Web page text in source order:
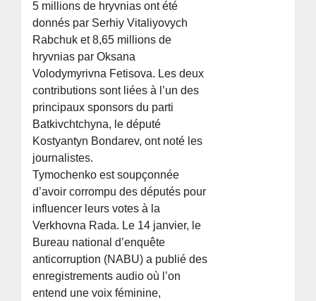
5 millions de hryvnias ont été
donnés par Serhiy Vitaliyovych
Rabchuk et 8,65 millions de
hryvnias par Oksana
Volodymyrivna Fetisova. Les deux
contributions sont liées à l’un des
principaux sponsors du parti
Batkivchtchyna, le député
Kostyantyn Bondarev, ont noté les
journalistes.
Tymochenko est soupçonnée
d’avoir corrompu des députés pour
influencer leurs votes à la
Verkhovna Rada. Le 14 janvier, le
Bureau national d’enquête
anticorruption (NABU) a publié des
enregistrements audio où l’on
entend une voix féminine,